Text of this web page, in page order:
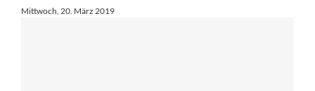
Mittwoch, 20. März 2019